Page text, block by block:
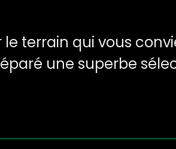
terrain qui vous
une superbe